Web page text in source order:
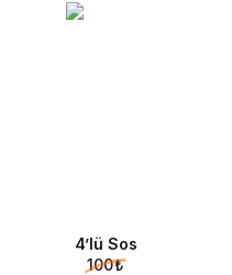
4’lü Sos
100 ₺